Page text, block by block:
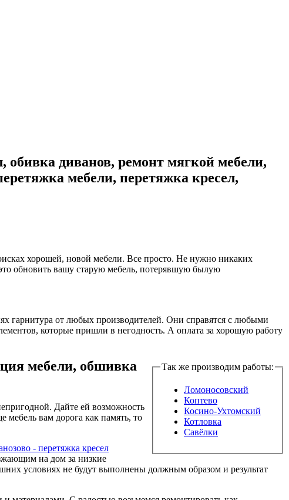
диванов, ремонт мягкой мебели,
мебели, перетяжка кресел,
хорошей, новой мебели. Все просто. Не нужно никаких
обновить вашу старую мебель, потерявшую былую
гарнитура от любых производителей. Они справятся с любыми
которые пришли в негодность. А оплата за хорошую работу
Так же производим работы:
Ломоносовский
Коптево
Косино-Ухтомский
Котловка
Савёлки
мебели, обшивка
Дайте ей возможность
мебель вам дорога как память, то
на дом за низкие
условиях не будут выполнены должным образом и результат